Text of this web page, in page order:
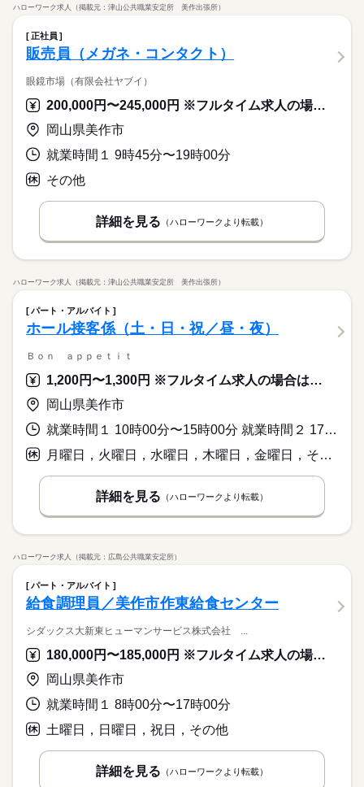
ハローワーク求人（掲載元：津山公共職業安定所 美作出張所）
正社員
販売員（メガネ・コンタクト）
眼鏡市場（有限会社ヤブイ）
200,000円〜245,000円 ※フルタイム求人の場合は月額（換算額）、パート求人の場合は時間額を表示しています。
岡山県美作市
就業時間１ 9時45分〜19時00分
その他
詳細を見る （ハローワークより転載）
ハローワーク求人（掲載元：津山公共職業安定所 美作出張所）
パート・アルバイト
ホール接客係（土・日・祝／昼・夜）
Ｂｏｎ ａｐｐｅｔｉｔ
1,200円〜1,300円 ※フルタイム求人の場合は月額（換算額）、パート求人の場合は時間額を表示しています。
岡山県美作市
就業時間１ 10時00分〜15時00分 就業時間２ 17時00分〜22時00分 就業時間に関する特記事項 ＊就業時間内でご希望の時間だけ就労ＯＫです！
月曜日，火曜日，水曜日，木曜日，金曜日，その他
詳細を見る （ハローワークより転載）
ハローワーク求人（掲載元：広島公共職業安定所）
パート・アルバイト
給食調理員／美作市作東給食センター
シダックス大新東ヒューマンサービス株式会社 ...
180,000円〜185,000円 ※フルタイム求人の場合は月額（換算額）、パート求人の場合は時間額を表示しています。
岡山県美作市
就業時間１ 8時00分〜17時00分
土曜日，日曜日，祝日，その他
詳細を見る （ハローワークより転載）